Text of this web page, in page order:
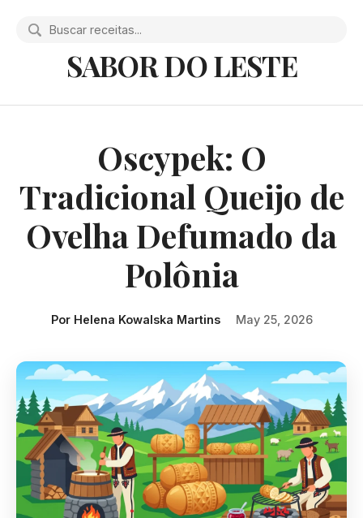
SABOR DO LESTE
Oscypek: O
Tradicional Queijo de
Ovelha Defumado da
Polônia
Por Helena Kowalska Martins May 25, 2026